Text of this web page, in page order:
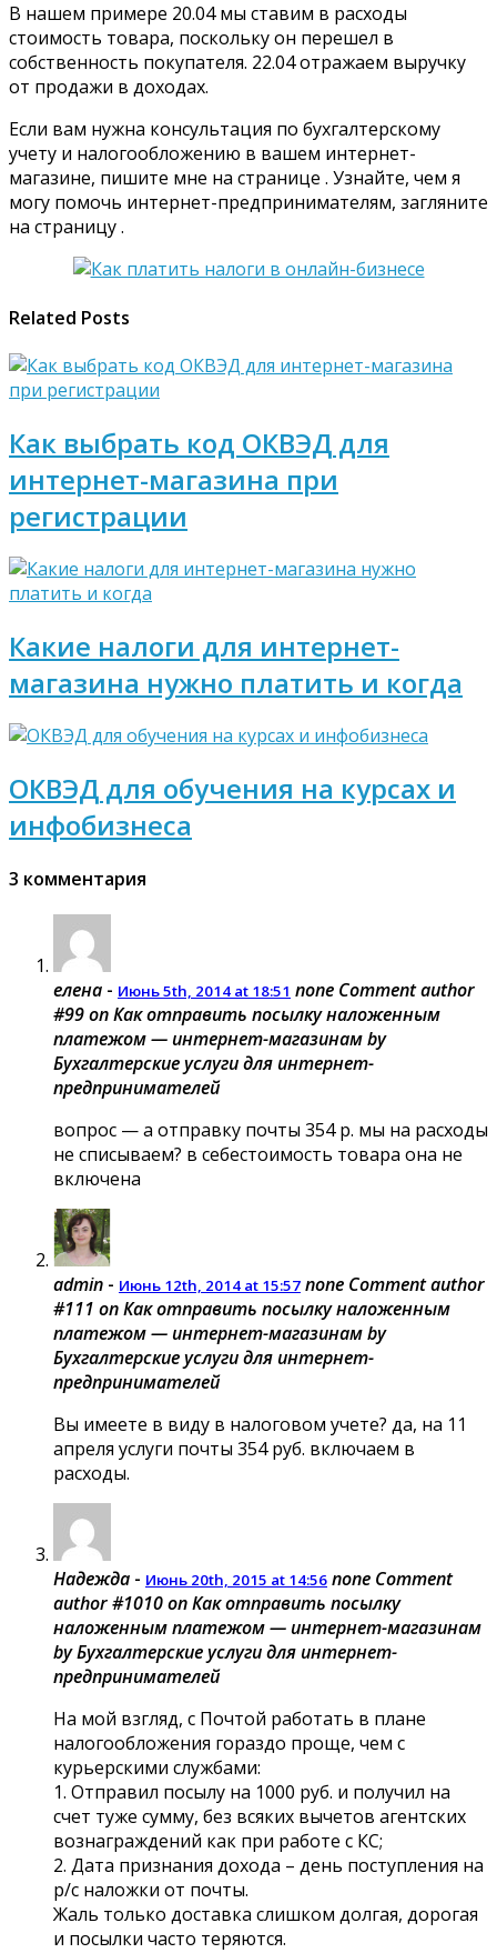
В нашем примере 20.04 мы ставим в расходы
стоимость товара, поскольку он перешел в
собственность покупателя. 22.04 отражаем выручку
от продажи в доходах.
Если вам нужна консультация по бухгалтерскому
учету и налогообложению в вашем интернет-
магазине, пишите мне на странице . Узнайте, чем я
могу помочь интернет-предпринимателям, загляните
на страницу .
Related Posts
Как выбрать код ОКВЭД для
интернет-магазина при
регистрации
Какие налоги для интернет-
магазина нужно платить и когда
ОКВЭД для обучения на курсах и
инфобизнеса
3 комментария
елена - Июнь 5th, 2014 at 18:51 none Comment author
#99 on Как отправить посылку наложенным
платежом — интернет-магазинам by
Бухгалтерские услуги для интернет-
предпринимателей
вопрос — а отправку почты 354 р. мы на расходы
не списываем? в себестоимость товара она не
включена
admin - Июнь 12th, 2014 at 15:57 none Comment author
#111 on Как отправить посылку наложенным
платежом — интернет-магазинам by
Бухгалтерские услуги для интернет-
предпринимателей
Вы имеете в виду в налоговом учете? да, на 11
апреля услуги почты 354 руб. включаем в
расходы.
Надежда - Июнь 20th, 2015 at 14:56 none Comment
author #1010 on Как отправить посылку
наложенным платежом — интернет-магазинам
by Бухгалтерские услуги для интернет-
предпринимателей
На мой взгляд, с Почтой работать в плане
налогообложения гораздо проще, чем с
курьерскими службами:
1. Отправил посылу на 1000 руб. и получил на
счет туже сумму, без всяких вычетов агентских
вознаграждений как при работе с КС;
2. Дата признания дохода – день поступления на
р/с наложки от почты.
Жаль только доставка слишком долгая, дорогая
и посылки часто теряются.